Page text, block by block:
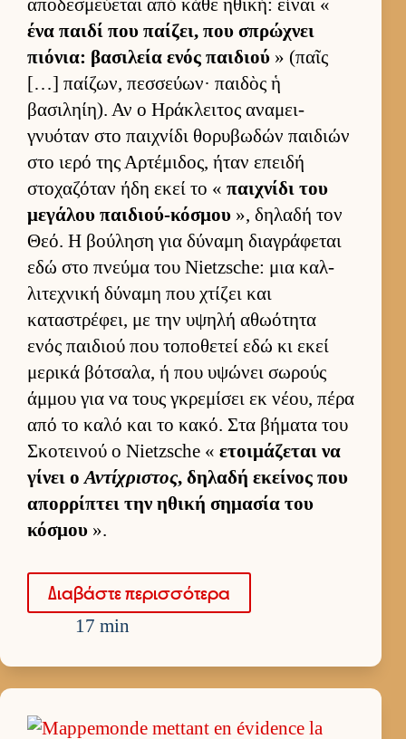
αποδεσμεύ­εται από κάθε ηθική: εί­ναι «
ένα παιδί που παί­ζει, που σπρώχνει
πιόνια: βασιλεία ενός παι­διού » (παῖς
[…] παί­ζων, πεσ­σεύ­ων· παι­δὸς ἡ
βασιληίη). Αν ο Ηράκλει­τος αναμει­
γνυόταν στο παι­χνίδι θορυβωδών παι­διών
στο ιερό της Αρ­τέμιδος, ήταν επειδή
στοχαζόταν ήδη εκεί το « παι­χνίδι του
μεγάλου παι­διού-κόσμου », δηλαδή τον
Θεό. Η βού­ληση για δύναμη δια­γράφεται
εδώ στο πνεύμα του Nietzsche: μια καλ­
λιτεχνική δύναμη που χτίζει και
καταστρέφει, με την υψηλή αθωότητα
ενός παι­διού που τοποθετεί εδώ κι εκεί
μερικά βότσαλα, ή που υψώνει σωρούς
άμ­μου για να τους γκρεμίσει εκ νέου, πέρα
από το καλό και το κακό. Στα βήματα του
Σκοτει­νού ο Nietzsche « ετοι­μάζεται να
γίνει οΑντίχριστος, δηλαδή εκεί­νος που
απορ­ρίπτει την ηθική σημασία του
κόσμου ».
Δια­βάστε περισ­σότερα
17 min